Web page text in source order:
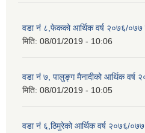
वडा नं ८,फेकको आर्थिक वर्ष २०७६/०७७
मिति: 08/01/2019 - 10:06
वडा नं ७, पालुङ्ग मैनादीको आर्थिक वर्ष
मिति: 08/01/2019 - 10:05
वडा नं ६,ठिमुरेको आर्थिक वर्ष २०७६/